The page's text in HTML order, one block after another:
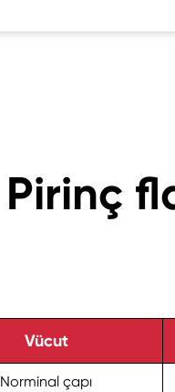
Pirinç
Vücut
Norminal çapı